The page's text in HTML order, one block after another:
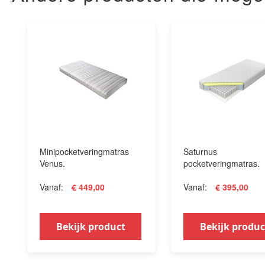
Minipocketveringmatras
Venus.
Vanaf
€ 449,00
Bekijk product
Saturnus
pocketveringmatras.
Vanaf
€ 395,00
Bekijk